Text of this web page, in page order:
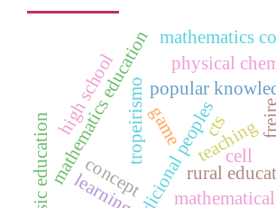
popular
tradicional peoples
tropeirismo
rural
mathematics education teaching
physical
concept
game
high school
cell
mathematics
basic education learning
cts freire